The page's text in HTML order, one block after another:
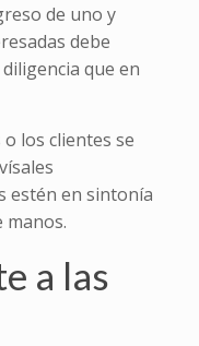
de uno y
debe
que en
los clientes se
estén en sintonía
manos.
a las